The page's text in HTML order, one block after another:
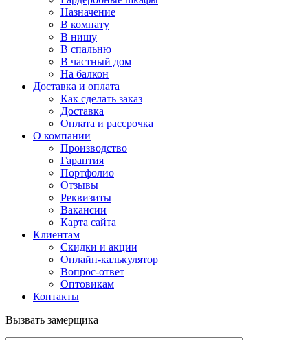
Назначение
В комнату
В нишу
В спальню
В частный дом
На балкон
Доставка и оплата
Как сделать заказ
Доставка
Оплата и рассрочка
О компании
Производство
Гарантия
Портфолио
Отзывы
Реквизиты
Вакансии
Карта сайта
Клиентам
Скидки и акции
Онлайн-калькулятор
Вопрос-ответ
Оптовикам
Контакты
Вызвать замерщика